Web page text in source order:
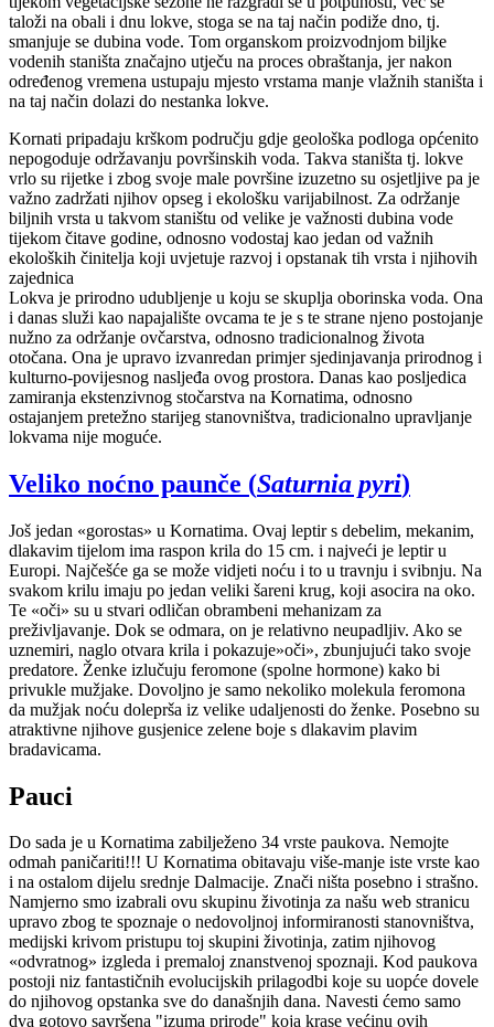
taloži na obali i dnu lokve, stoga se na taj način podiže dno, tj.
smanjuje se dubina vode. Tom organskom proizvodnjom biljke
vodenih staništa značajno utječu na proces obraštanja, jer nakon
određenog vremena ustupaju mjesto vrstama manje vlažnih staništa i
na taj način dolazi do nestanka lokve.
Kornati pripadaju krškom području gdje geološka podloga općenito
nepogoduje održavanju površinskih voda. Takva staništa tj. lokve
vrlo su rijetke i zbog svoje male površine izuzetno su osjetljive pa je
važno zadržati njihov opseg i ekološku varijabilnost. Za održanje
biljnih vrsta u takvom staništu od velike je važnosti dubina vode
tijekom čitave godine, odnosno vodostaj kao jedan od važnih
ekoloških činitelja koji uvjetuje razvoj i opstanak tih vrsta i njihovih
zajednica
Lokva je prirodno udubljenje u koju se skuplja oborinska voda. Ona
i danas služi kao napajalište ovcama te je s te strane njeno postojanje
nužno za održanje ovčarstva, odnosno tradicionalnog života
otočana. Ona je upravo izvanredan primjer sjedinjavanja prirodnog i
kulturno-povijesnog nasljeđa ovog prostora. Danas kao posljedica
zamiranja ekstenzivnog stočarstva na Kornatima, odnosno
ostajanjem pretežno starijeg stanovništva, tradicionalno upravljanje
lokvama nije moguće.
Veliko noćno paunče (Saturnia pyri)
Još jedan «gorostas» u Kornatima. Ovaj leptir s debelim, mekanim,
dlakavim tijelom ima raspon krila do 15 cm. i najveći je leptir u
Europi. Najčešće ga se može vidjeti noću i to u travnju i svibnju. Na
svakom krilu imaju po jedan veliki šareni krug, koji asocira na oko.
Te «oči» su u stvari odličan obrambeni mehanizam za
preživljavanje. Dok se odmara, on je relativno neupadljiv. Ako se
uznemiri, naglo otvara krila i pokazuje»oči», zbunjujući tako svoje
predatore. Ženke izlučuju feromone (spolne hormone) kako bi
privukle mužjake. Dovoljno je samo nekoliko molekula feromona
da mužjak noću doleprša iz velike udaljenosti do ženke. Posebno su
atraktivne njihove gusjenice zelene boje s dlakavim plavim
bradavicama.
Pauci
Do sada je u Kornatima zabilježeno 34 vrste paukova. Nemojte
odmah paničariti!!! U Kornatima obitavaju više-manje iste vrste kao
i na ostalom dijelu srednje Dalmacije. Znači ništa posebno i strašno.
Namjerno smo izabrali ovu skupinu životinja za našu web stranicu
upravo zbog te spoznaje o nedovoljnoj informiranosti stanovništva,
medijski krivom pristupu toj skupini životinja, zatim njihovog
«odvratnog» izgleda i premaloj znanstvenoj spoznaji. Kod paukova
postoji niz fantastičnih evolucijskih prilagodbi koje su uopće dovele
do njihovog opstanka sve do današnjih dana. Navesti ćemo samo
dva gotovo savršena "izuma prirode" koja krase većinu ovih